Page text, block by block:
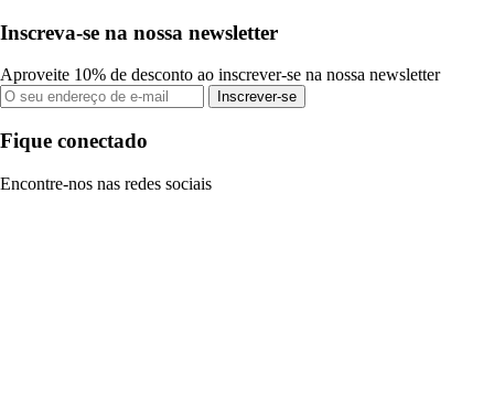
Inscreva-se na nossa newsletter
Aproveite 10% de desconto ao inscrever-se na nossa newsletter
Inscrever-se
Fique conectado
Encontre-nos nas redes sociais